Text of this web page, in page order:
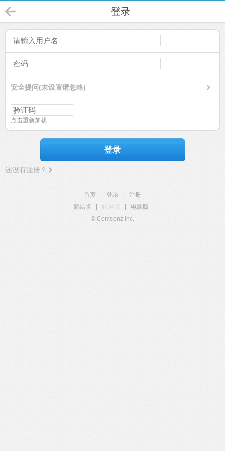
登录
安全提问(未设置请忽略)
点击重新加载
登录
还没有注册？
首页 登录
注册
简易版
触屏版 电脑版
© Comsenz Inc.